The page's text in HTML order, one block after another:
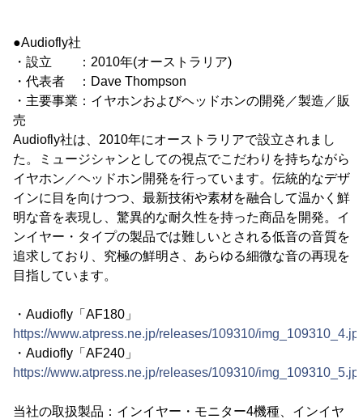
●Audiofly社
・設立 ：2010年(オーストラリア)
・代表者 ：Dave Thompson
・主要事業：イヤホンおよびヘッドホンの開発／製造／販
売
Audiofly社は、2010年にオーストラリアで設立されまし
た。ミュージシャンとしての視点でこだわりを持ちながら
イヤホン／ヘッドホン開発を行っています。伝統的なデザ
インに目を向けつつ、最新技術や素材を融合して温かく鮮
明な音を表現し、驚異的な耐久性を持った商品を開発。イ
ンイヤー・タイプの製品では難しいとされる低音の音質を
追求しており、究極の鮮明さ、あらゆる細微な音の再現を
目指しています。
・Audiofly「AF180」
https://www.atpress.ne.jp/releases/109310/
・Audiofly「AF240」
https://www.atpress.ne.jp/releases/109310/
当社の取扱製品：インイヤー・モニター4機種、インイヤ